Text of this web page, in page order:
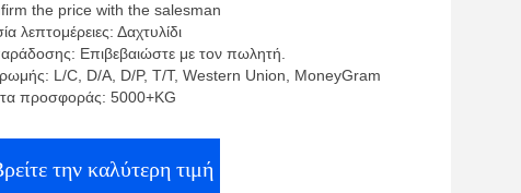
the price with the salesman
λεπτομέρειες: Δαχτυλίδι
Επιβεβαιώστε με τον πωλητή.
L/C, D/A, D/P, T/T, Western Union, MoneyGram
προσφοράς: 5000+KG
την καλύτερη τιμή